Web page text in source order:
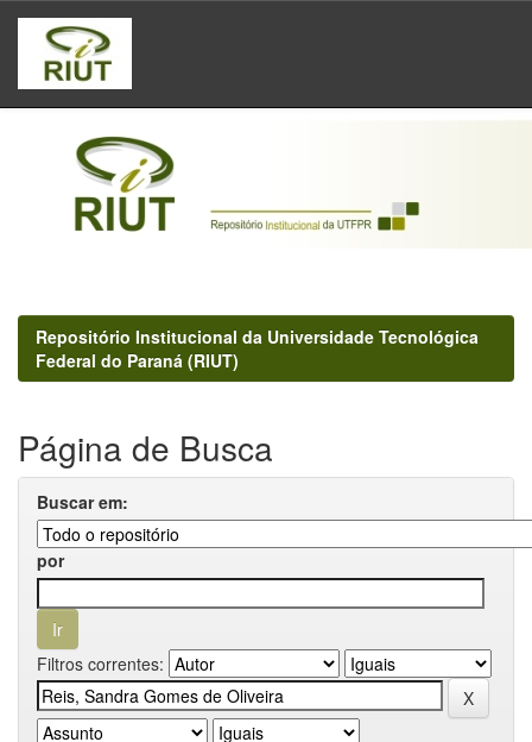
Skip
navigation
Repositório Institucional da Universidade Tecnológica
Federal do Paraná (RIUT)
Página de Busca
Buscar em:
por
Filtros correntes: